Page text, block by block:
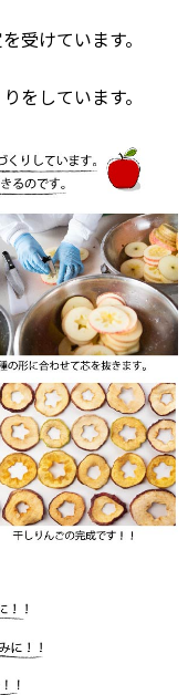
受けています。
をしています。